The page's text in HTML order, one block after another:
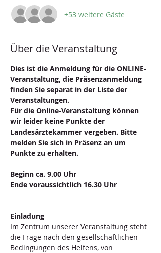
+53 weitere Gäste
Über die Veranstaltung
Dies ist die Anmeldung für die ONLINE-
Veranstaltung, die Präsenzanmeldung
finden Sie separat in der Liste der
Veranstaltungen.
Für die Online-Veranstaltung können
wir leider keine Punkte der
Landesärztekammer vergeben. Bitte
melden Sie sich in Präsenz an um
Punkte zu erhalten.
Beginn ca. 9.00 Uhr
Ende voraussichtlich 16.30 Uhr
Einladung
Im Zentrum unserer Veranstaltung steht
die Frage nach den gesellschaftlichen
Bedingungen des Helfens, von